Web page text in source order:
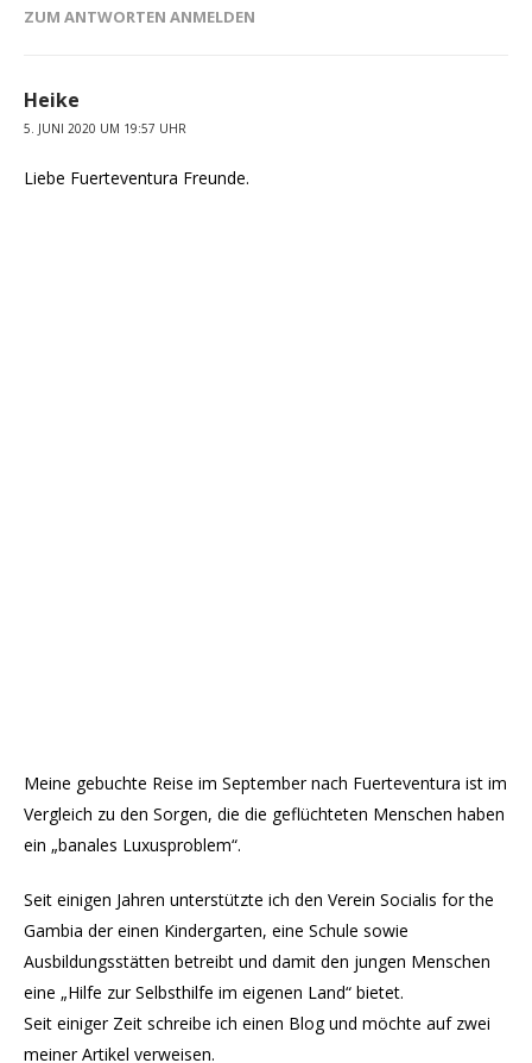
ZUM ANTWORTEN ANMELDEN
Heike
5. JUNI 2020 UM 19:57 UHR
Liebe Fuerteventura Freunde.
Meine gebuchte Reise im September nach Fuerteventura ist im
Vergleich zu den Sorgen, die die geflüchteten Menschen haben
ein „banales Luxusproblem“.
Seit einigen Jahren unterstützte ich den Verein Socialis for the
Gambia der einen Kindergarten, eine Schule sowie
Ausbildungsstätten betreibt und damit den jungen Menschen
eine „Hilfe zur Selbsthilfe im eigenen Land“ bietet.
Seit einiger Zeit schreibe ich einen Blog und möchte auf zwei
meiner Artikel verweisen.